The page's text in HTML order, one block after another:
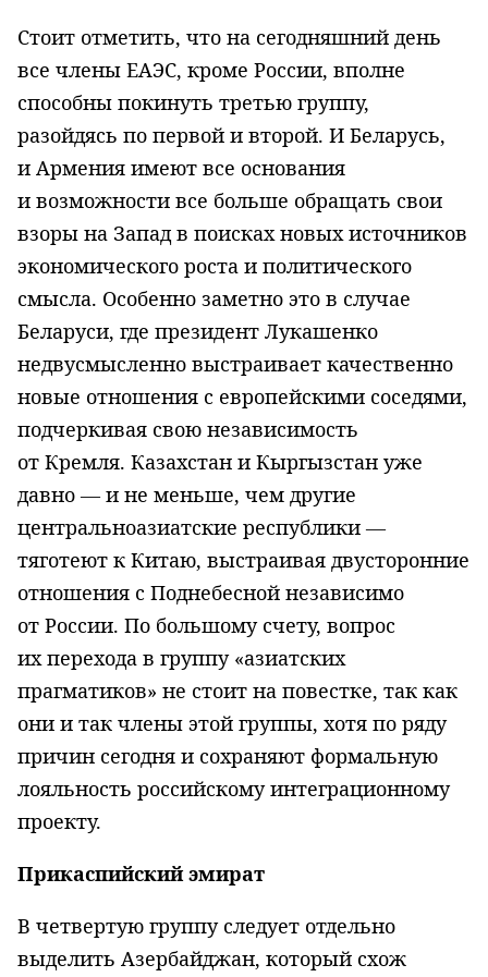
Стоит отметить, что на сегодняшний день
все члены ЕАЭС, кроме России, вполне
способны покинуть третью группу,
разойдясь по первой и второй. И Беларусь,
и Армения имеют все основания
и возможности все больше обращать свои
взоры на Запад в поисках новых источников
экономического роста и политического
смысла. Особенно заметно это в случае
Беларуси, где президент Лукашенко
недвусмысленно выстраивает качественно
новые отношения с европейскими соседями,
подчеркивая свою независимость
от Кремля. Казахстан и Кыргызстан уже
давно — и не меньше, чем другие
центральноазиатские республики —
тяготеют к Китаю, выстраивая двусторонние
отношения с Поднебесной независимо
от России. По большому счету, вопрос
их перехода в группу «азиатских
прагматиков» не стоит на повестке, так как
они и так члены этой группы, хотя по ряду
причин сегодня и сохраняют формальную
лояльность российскому интеграционному
проекту.
Прикаспийский эмират
В четвертую группу следует отдельно
выделить Азербайджан, который схож